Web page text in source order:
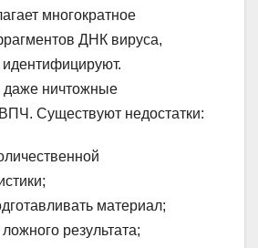
многократное
ДНК вируса,
ничтожные
Существуют недостатки:
материал;
ложного результата;